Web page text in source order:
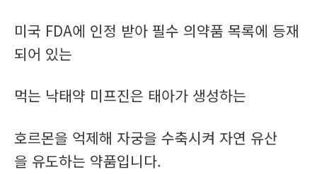
미국 FDA에 인정 받아 필수 의약품 목록에 등재
되어 있는
먹는 낙태약 미프진은 태아가 생성하는
호르몬을 억제해 자궁을 수축시켜 자연 유산
을 유도하는 약품입니다.